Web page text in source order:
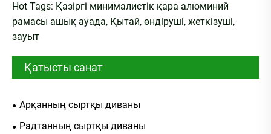
Hot Tags: Қазіргі минималистік қара алюминий
рамасы ашық ауада, Қытай, өндіруші, жеткізуші,
зауыт
Қатысты санат
Арқанның сыртқы диваны
Радтанның сыртқы диваны